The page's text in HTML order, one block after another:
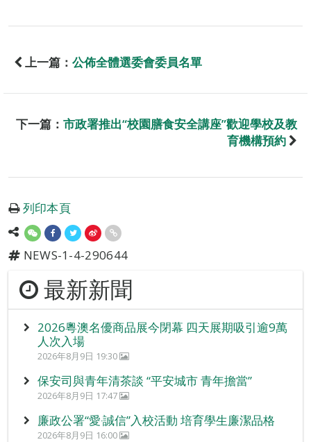
上一篇： 公佈全體選委會委員名單
下一篇： 市政署推出“校園膳食安全講座”歡迎學校及教
育機構預約
列印本頁
NEWS-1-4-290644
最新新聞
2026粵澳名優商品展今閉幕 四天展期吸引逾9萬
人次入場
2026年8月9日 19:30
保安司與青年清茶談 “平安城市 青年擔當”
2026年8月9日 17:47
廉政公署“愛‧誠信”入校活動 培育學生廉潔品格
2026年8月9日 16:00